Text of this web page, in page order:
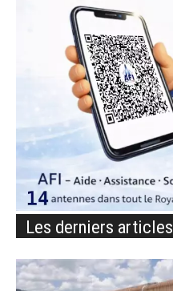
Les derniers articles